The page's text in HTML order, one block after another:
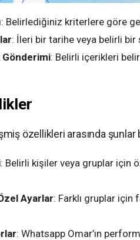
: Belirlediğiniz kriterlere göre
: İleri bir tarihe veya belirli
: Belirli içerikleri
özellikleri arasında şunlar
: Belirli kişiler veya gruplar için
Ayarlar: Farklı gruplar için
: Whatsapp Omar’ın